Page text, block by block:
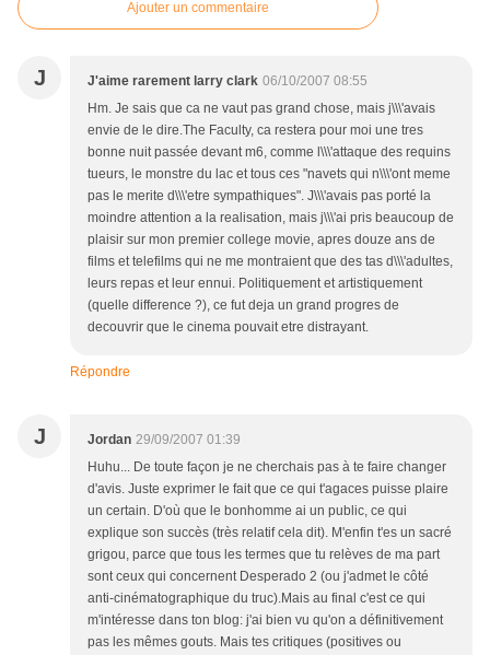
Ajouter un commentaire
J J'aime rarement larry clark 06/10/2007 08:55
Hm. Je sais que ca ne vaut pas grand chose, mais j\\\'avais
envie de le dire.The Faculty, ca restera pour moi une tres
bonne nuit passée devant m6, comme l\\\'attaque des requins
tueurs, le monstre du lac et tous ces "navets qui n\\\'ont meme
pas le merite d\\\'etre sympathiques". J\\\'avais pas porté la
moindre attention a la realisation, mais j\\\'ai pris beaucoup de
plaisir sur mon premier college movie, apres douze ans de
films et telefilms qui ne me montraient que des tas d\\\'adultes,
leurs repas et leur ennui. Politiquement et artistiquement
(quelle difference ?), ce fut deja un grand progres de
decouvrir que le cinema pouvait etre distrayant.
Répondre
J Jordan 29/09/2007 01:39
Huhu... De toute façon je ne cherchais pas à te faire changer
d'avis. Juste exprimer le fait que ce qui t'agaces puisse plaire
un certain. D'où que le bonhomme ai un public, ce qui
explique son succès (très relatif cela dit). M'enfin t'es un sacré
grigou, parce que tous les termes que tu relèves de ma part
sont ceux qui concernent Desperado 2 (ou j'admet le côté
anti-cinématographique du truc).Mais au final c'est ce qui
m'intéresse dans ton blog: j'ai bien vu qu'on a définitivement
pas les mêmes gouts. Mais tes critiques (positives ou